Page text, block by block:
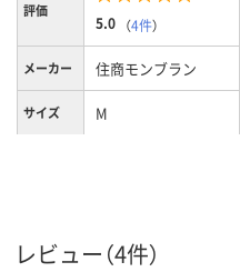
評価
5.0 （4件）
メーカー 住商モンブラン
サイズ M
レビュー（4件）